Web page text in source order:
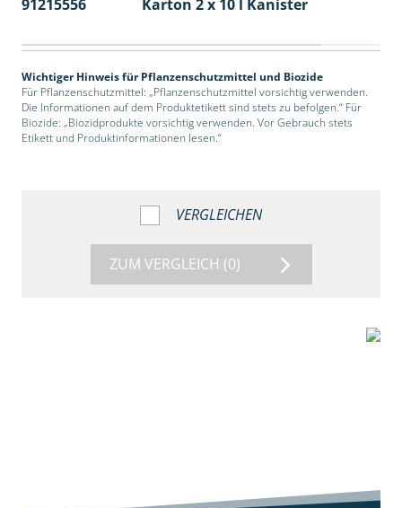
91215556
Karton 2 x 10 l Kanister
Wichtiger Hinweis für Pflanzenschutzmittel und Biozide
Für Pflanzenschutzmittel: „Pflanzenschutzmittel vorsichtig verwenden.
Die Informationen auf dem Produktetikett sind stets zu befolgen.“ Für
Biozide: „Biozidprodukte vorsichtig verwenden. Vor Gebrauch stets
Etikett und Produktinformationen lesen.“
VERGLEICHEN
ZUM VERGLEICH (0)